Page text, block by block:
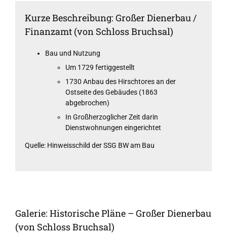
Kurze Beschreibung: Großer Dienerbau /
Finanzamt (von Schloss Bruchsal)
Bau und Nutzung
Um 1729 fertiggestellt
1730 Anbau des Hirschtores an der
Ostseite des Gebäudes (1863
abgebrochen)
In Großherzoglicher Zeit darin
Dienstwohnungen eingerichtet
Quelle: Hinweisschild der SSG BW am Bau
Galerie: Historische Pläne – Großer Dienerbau
(von Schloss Bruchsal)